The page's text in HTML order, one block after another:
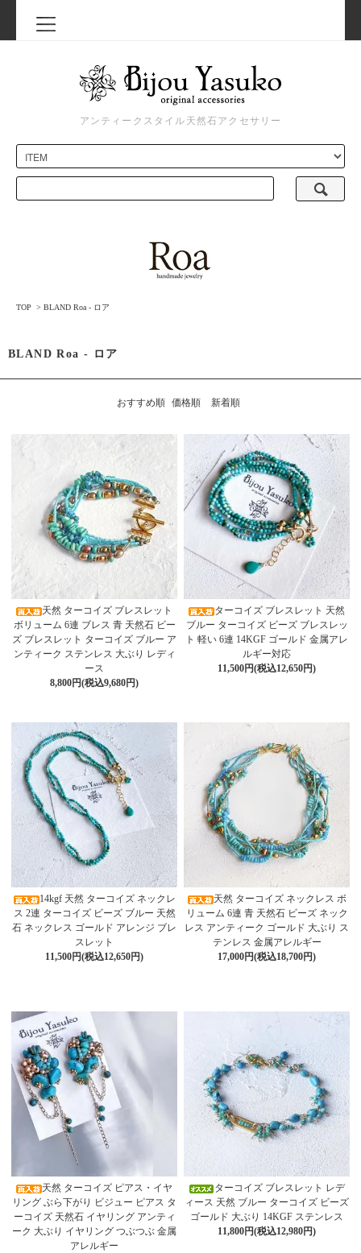
アンティークスタイル天然石アクセサリー
TOP > BLAND Roa - ロア
BLAND Roa - ロア
おすすめ順 価格順 新着順
天然 ターコイズ ブレスレット
ボリューム 6連 ブレス 青 天然石 ビー
ズ ブレスレット ターコイズ ブルー ア
ンティーク ステンレス 大ぶり レディ
ース
8,800円(税込9,680円)
ターコイズ ブレスレット 天然
ブルー ターコイズ ビーズ ブレスレッ
ト 軽い 6連 14KGF ゴールド 金属アレ
ルギー対応
11,500円(税込12,650円)
14kgf 天然 ターコイズ ネックレ
ス 2連 ターコイズ ビーズ ブルー 天然
石 ネックレス ゴールド アレンジ ブレ
スレット
11,500円(税込12,650円)
天然 ターコイズ ネックレス ボ
リューム 6連 青 天然石 ビーズ ネック
レス アンティーク ゴールド 大ぶり ス
テンレス 金属アレルギー
17,000円(税込18,700円)
天然 ターコイズ ピアス・イヤ
リング ぶら下がり ビジュー ピアス タ
ーコイズ 天然石 イヤリング アンティ
ーク 大ぶり イヤリング つぶつぶ 金属
アレルギー
ターコイズ ブレスレット レデ
ィース 天然 ブルー ターコイズ ビーズ
ゴールド 大ぶり 14KGF ステンレス
11,800円(税込12,980円)